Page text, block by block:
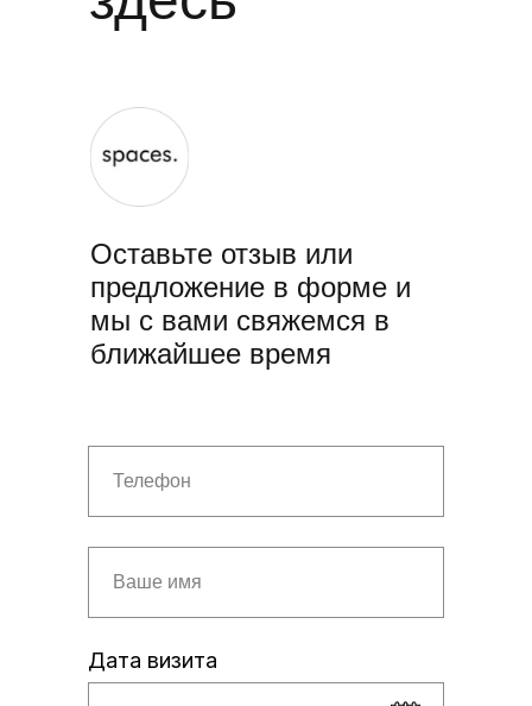
Дата визита
Оставьте отзыв или
предложение в форме и
мы с вами свяжемся в
ближайшее время